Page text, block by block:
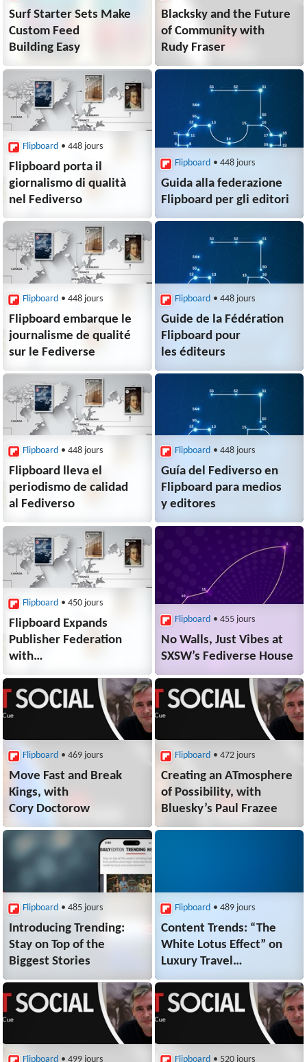
Surf Starter Sets Make
Custom Feed
Building Easy
Blacksky and the Future
of Community with
Rudy Fraser
Flipboard • 448 jours
Flipboard porta il
giornalismo di qualità
nel Fediverso
Flipboard • 448 jours
Guida alla federazione
Flipboard per gli editori
Flipboard • 448 jours
Flipboard embarque le
journalisme de qualité
sur le Fediverse
Flipboard • 448 jours
Guide de la Fédération
Flipboard pour
les éditeurs
Flipboard • 448 jours
Flipboard lleva el
periodismo de calidad
al Fediverso
Flipboard • 448 jours
Guía del Fediverso en
Flipboard para medios
y editores
Flipboard • 450 jours
Flipboard Expands
Publisher Federation
with
Flipboard • 455 jours
No Walls, Just Vibes at
SXSW’s Fediverse House
Flipboard • 469 jours
Move Fast and Break
Kings, with
Cory Doctorow
Flipboard • 472 jours
Creating an ATmosphere
of Possibility, with
Bluesky’s Paul Frazee
Flipboard • 485 jours
Introducing Trending:
Stay on Top of the
Biggest Stories
Flipboard • 489 jours
Content Trends: “The
White Lotus Effect” on
Luxury Travel
and Setjetting
Flipboard • 499 jours Flipboard • 520 jours